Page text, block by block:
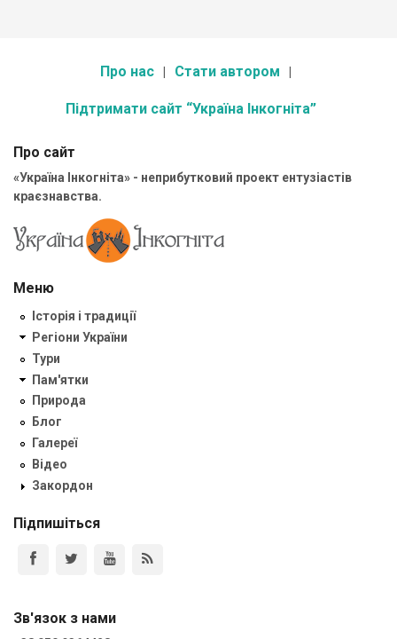
Про нас Стати автором
Підтримати сайт “Україна Інкогніта”
Про сайт
«Україна Інкогніта» - неприбутковий проект ентузіастів
краєзнавства.
Меню
Історія і традиції
Регіони України
Тури
Пам'ятки
Природа
Блог
Галереї
Відео
Закордон
Підпишіться
Зв'язок з нами